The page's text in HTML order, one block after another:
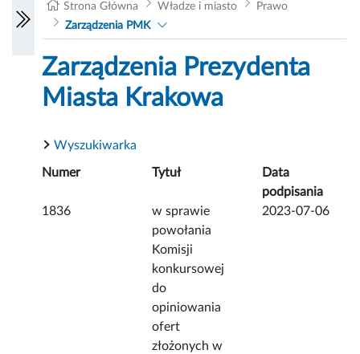
Strona Główna Władze i miasto
Prawo
Zarządzenia PMK
Zarządzenia Prezydenta
Miasta Krakowa
Wyszukiwarka
Numer Tytuł
Data
podpisania
1836
w sprawie
powołania
Komisji
konkursowej
do
opiniowania
ofert
złożonych w
2023-07-06